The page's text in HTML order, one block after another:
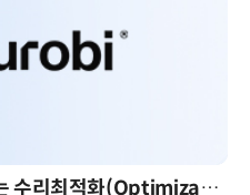
AI 시대의 의사결정을 바꾸는 수리최적화(Optimization): 실제 산업 적용 사례와 활용 전략